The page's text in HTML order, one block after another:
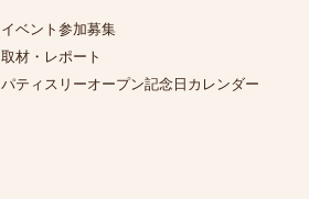
イベント参加募集
取材・レポート
パティスリーオープン記念日カレンダー